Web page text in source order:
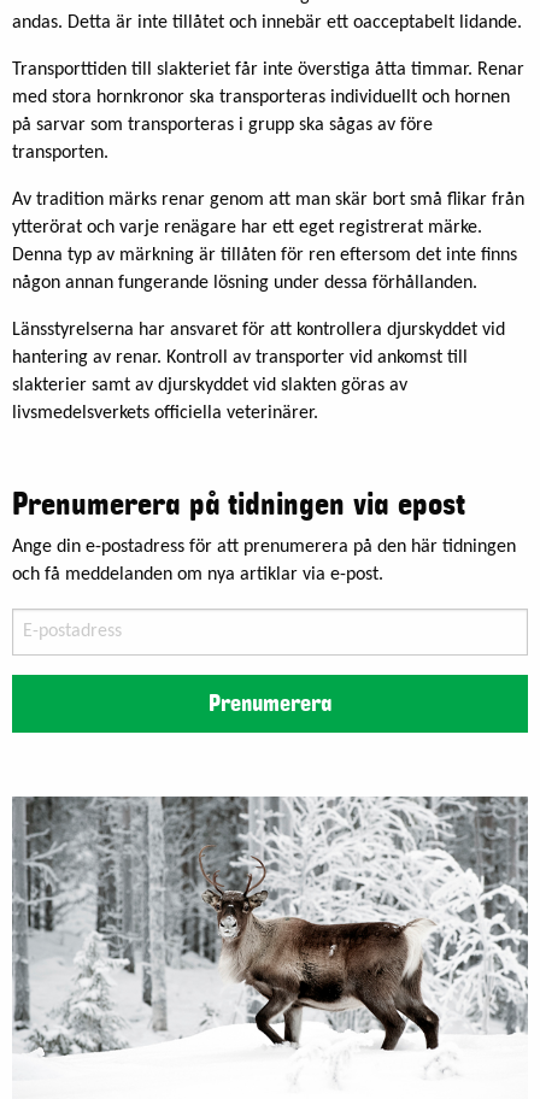
andas. Detta är inte tillåtet och innebär ett oacceptabelt lidande.
Transporttiden till slakteriet får inte överstiga åtta timmar. Renar
med stora hornkronor ska transporteras individuellt och hornen
på sarvar som transporteras i grupp ska sågas av före
transporten.
Av tradition märks renar genom att man skär bort små flikar från
ytterörat och varje renägare har ett eget registrerat märke.
Denna typ av märkning är tillåten för ren eftersom det inte finns
någon annan fungerande lösning under dessa förhållanden.
Länsstyrelserna har ansvaret för att kontrollera djurskyddet vid
hantering av renar. Kontroll av transporter vid ankomst till
slakterier samt av djurskyddet vid slakten göras av
livsmedelsverkets officiella veterinärer.
Prenumerera på tidningen via epost
Ange din e-postadress för att prenumerera på den här tidningen
och få meddelanden om nya artiklar via e-post.
postadress
Prenumerera